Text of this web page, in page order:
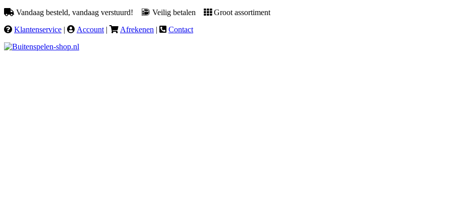
Vandaag besteld, vandaag verstuurd! Veilig betalen
Groot assortiment
Klantenservice | Account | Afrekenen | Contact